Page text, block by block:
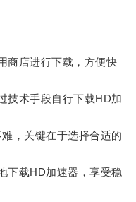
店进行下载，方便快
术手段自行下载HD加
，关键在于选择合适的
载HD加速器，享受稳